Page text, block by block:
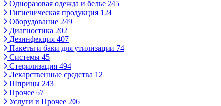
Одноразовая одежда и белье 245
Гигиеническая продукция 124
Оборудование 249
Диагностика 202
Дезинфекция 407
Пакеты и баки для утилизации 74
Системы 45
Стерилизация 494
Лекарственные средства 12
Шприцы 243
Прочее 67
Услуги и Прочее 206